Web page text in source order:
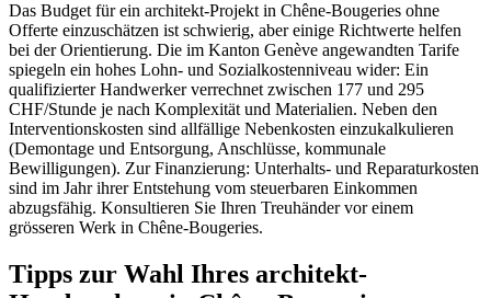
Das Budget für ein architekt-Projekt in Chêne-Bougeries ohne
Offerte einzuschätzen ist schwierig, aber einige Richtwerte helfen
bei der Orientierung. Die im Kanton Genève angewandten Tarife
spiegeln ein hohes Lohn- und Sozialkostenniveau wider: Ein
qualifizierter Handwerker verrechnet zwischen 177 und 295
CHF/Stunde je nach Komplexität und Materialien. Neben den
Interventionskosten sind allfällige Nebenkosten einzukalkulieren
(Demontage und Entsorgung, Anschlüsse, kommunale
Bewilligungen). Zur Finanzierung: Unterhalts- und Reparaturkosten
sind im Jahr ihrer Entstehung vom steuerbaren Einkommen
abzugsfähig. Konsultieren Sie Ihren Treuhänder vor einem
grösseren Werk in Chêne-Bougeries.
Tipps zur Wahl Ihres architekt-